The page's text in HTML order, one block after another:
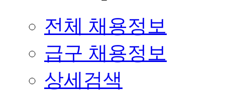
전체 채용정보
급구 채용정보
상세검색